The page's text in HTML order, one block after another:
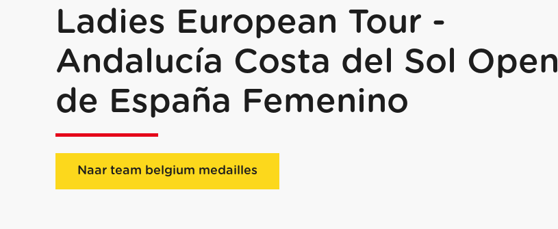
Ladies European Tour -
Andalucía Costa del Sol Open
de España Femenino
Naar team belgium medailles